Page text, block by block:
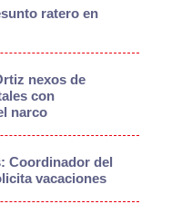
ratero en
nexos de
con
narco
Coordinador del
vacaciones